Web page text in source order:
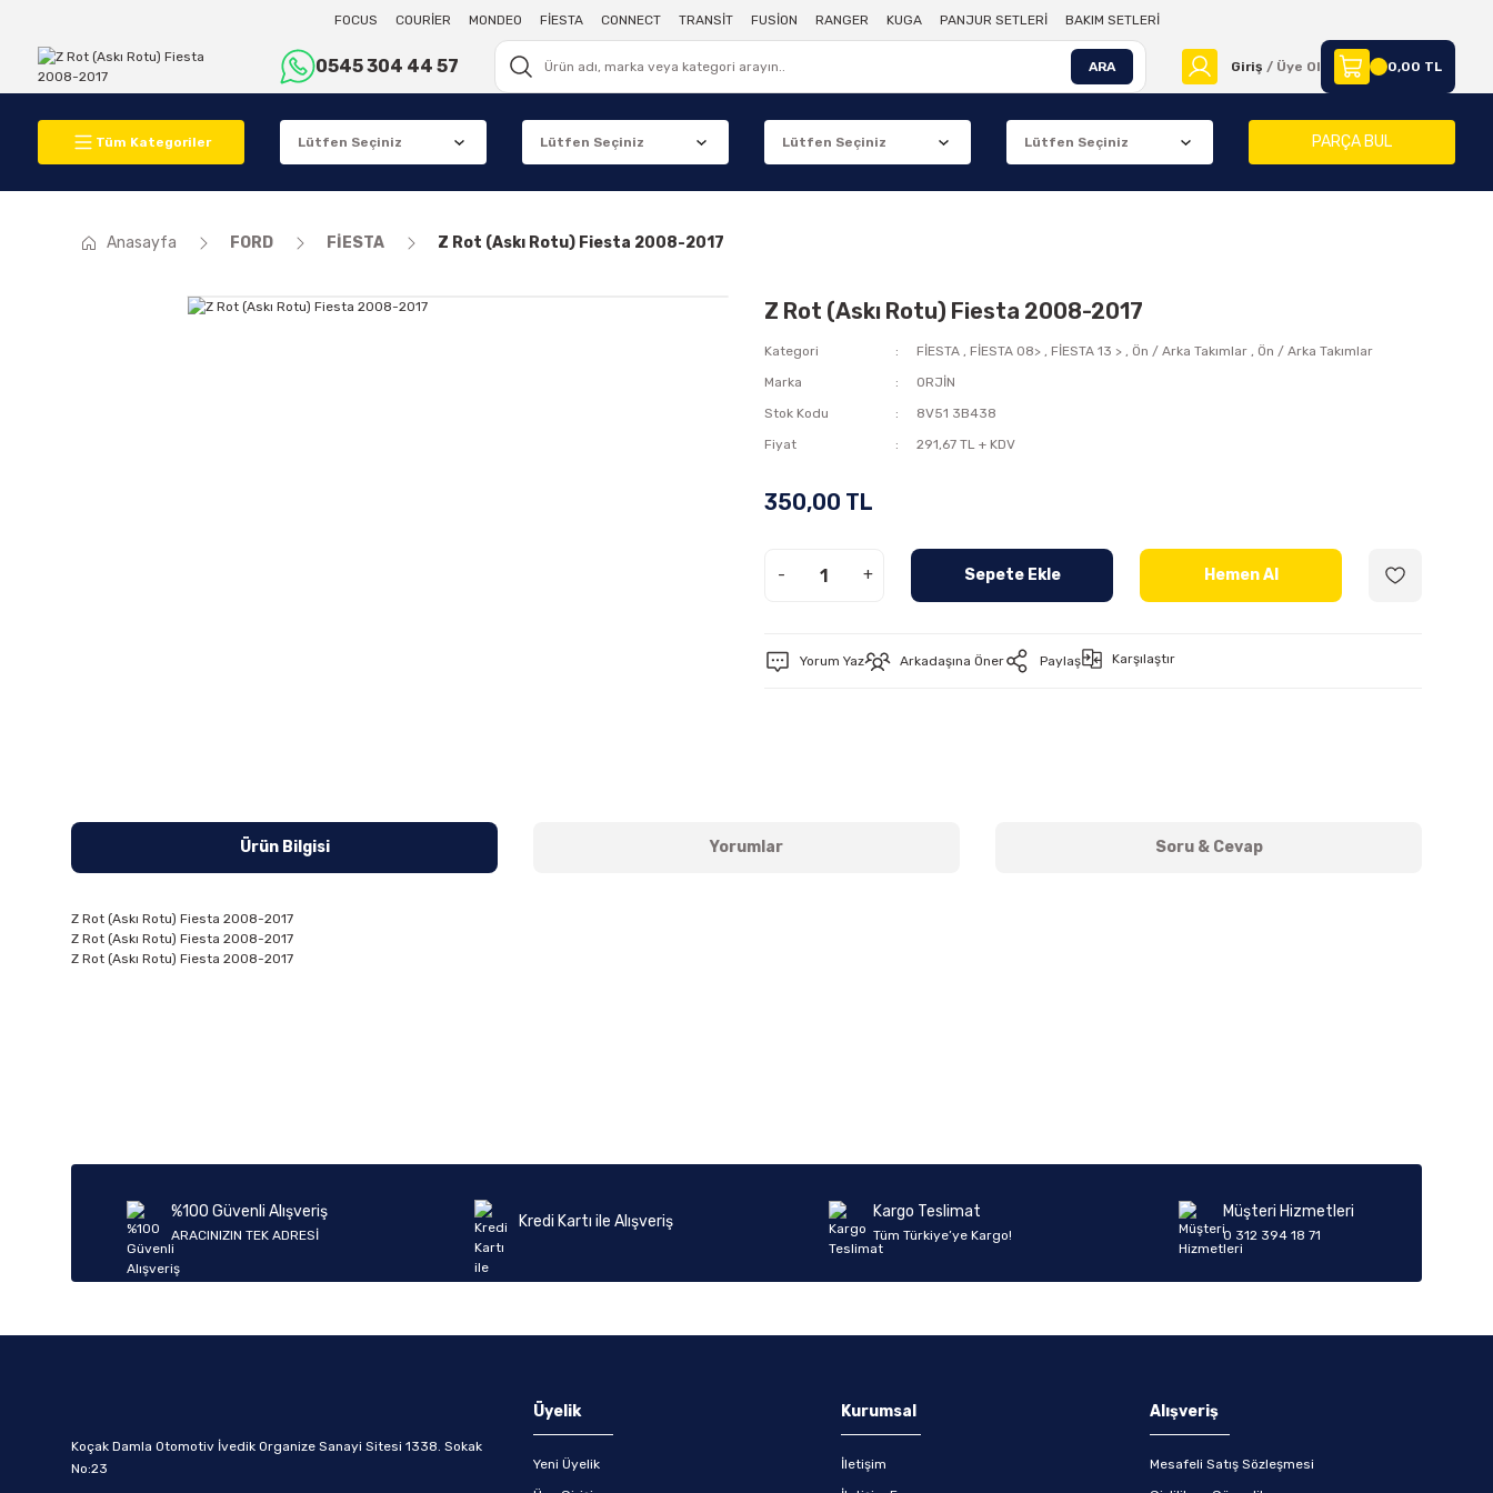
FOCUS COURİER MONDEO FİESTA CONNECT TRANSİT FUSİON RANGER KUGA PANJUR SETLERİ BAKIM SETLERİ
0545 304 44 57 ARA Giriş / Üye Ol 0,00 TL
Tüm Kategoriler PARÇA BUL
Anasayfa FORD FİESTA Z Rot (Askı Rotu) Fiesta 2008-2017
Z Rot (Askı Rotu) Fiesta 2008-2017
Kategori FİESTA , FİESTA 08> , FİESTA 13 > , Ön / Arka Takımlar , Ön / Arka Takımlar
Marka
ORJİN
Stok Kodu
8V51 3B438
Fiyat
291,67 TL + KDV
350,00 TL
- + Sepete Ekle Hemen Al
Yorum Yaz Arkadaşına Öner Paylaş Karşılaştır
Ürün Bilgisi Yorumlar Soru & Cevap
Z Rot (Askı Rotu) Fiesta 2008-2017
Z Rot (Askı Rotu) Fiesta 2008-2017
Z Rot (Askı Rotu) Fiesta 2008-2017
%100 Güvenli Alışveriş
ARACINIZIN TEK ADRESİ
Kredi Kartı ile Alışveriş
Kargo Teslimat
Tüm Türkiye’ye Kargo!
Müşteri Hizmetleri
0 312 394 18 71
Koçak Damla Otomotiv İvedik Organize Sanayi Sitesi 1338. Sokak
No:23
Üyelik
Yeni Üyelik
Kurumsal
İletişim
Alışveriş
Mesafeli Satış Sözleşmesi